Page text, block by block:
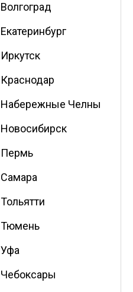
Волгоград
Екатеринбург
Иркутск
Краснодар
Набережные Челны
Новосибирск
Пермь
Самара
Тольятти
Тюмень
Уфа
Чебоксары